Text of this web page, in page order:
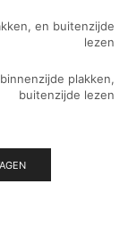
en buitenzijde
lezen
plakken,
buitenzijde lezen